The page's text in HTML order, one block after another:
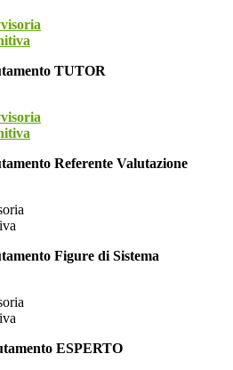
TUTOR
Referente Valutazione
Figure di Sistema
ESPERTO